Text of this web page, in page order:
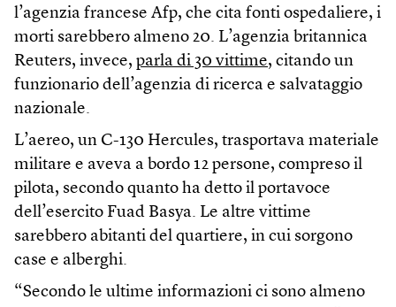
l’agenzia francese Afp, che cita fonti ospedaliere, i
morti sarebbero almeno 20. L’agenzia britannica
Reuters, invece, parla di 30 vittime, citando un
funzionario dell’agenzia di ricerca e salvataggio
nazionale.
L’aereo, un C-130 Hercules, trasportava materiale
militare e aveva a bordo 12 persone, compreso il
pilota, secondo quanto ha detto il portavoce
dell’esercito Fuad Basya. Le altre vittime
sarebbero abitanti del quartiere, in cui sorgono
case e alberghi.
“Secondo le ultime informazioni ci sono almeno